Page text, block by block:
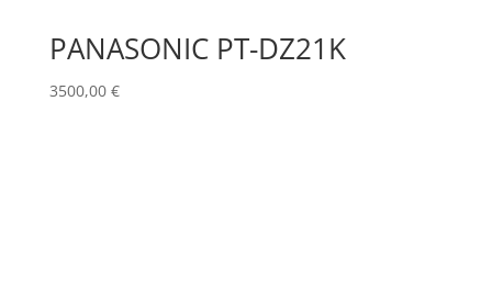
PANASONIC PT-DZ21K
3500,00 €